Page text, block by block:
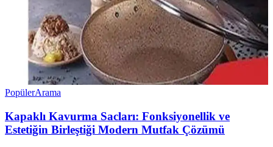
PopülerArama
Kapaklı Kavurma Sacları: Fonksiyonellik ve
Estetiğin Birleştiği Modern Mutfak Çözümü